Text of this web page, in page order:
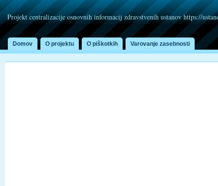
Projekt centralizacije osnovnih informacij zdravstvenih ustanov https://
Domov O projektu O piškotkih Varovanje zasebnosti